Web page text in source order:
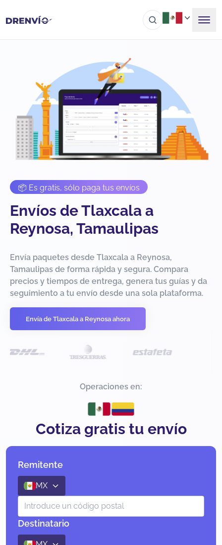
📦 Es gratis, sólo paga tus envíos
Envíos de Tlaxcala a
Reynosa, Tamaulipas
Envía paquetes desde Tlaxcala a Reynosa,
Tamaulipas de forma rápida y segura. Compara
precios y tiempos de entrega, genera tus guías y da
seguimiento a tu envío desde una sola plataforma.
Envía de Tlaxcala a Reynosa ahora
Operaciones en:
Cotiza gratis tu envío
Remitente
MX
Destinatario